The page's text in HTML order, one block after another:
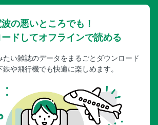
の悪いところでも！
ドしてオフラインで読める
たい雑誌のデータをまるごとダウンロード
や飛行機でも快適に楽しめます。